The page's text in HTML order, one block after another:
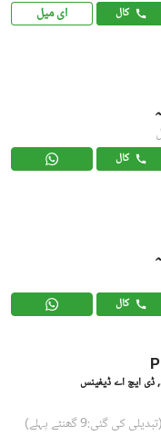
کال ای میل
کال
کال
ڈی ایچ اے ڈیفینس
(تبدیلی کی گئی:9 گھنٹے پہلے)